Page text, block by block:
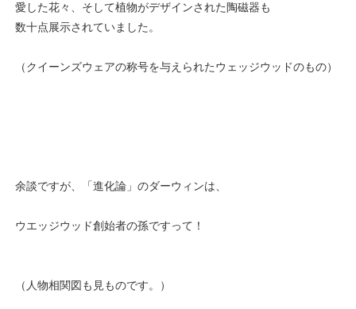
愛した花々、そして植物がデザインされた陶磁器も
数十点展示されていました。
（クイーンズウェアの称号を与えられたウェッジウッドのもの）
余談ですが、「進化論」のダーウィンは、
ウエッジウッド創始者の孫ですって！
（人物相関図も見ものです。）